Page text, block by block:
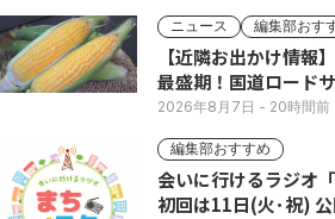
ニュース 編集部おす
【近隣お出かけ情報
最盛期！国道ロード
い列
2026年8月7日 - 20時間前
編集部おすすめ
会いに行けるラジオ
初回は11日(火･祝)